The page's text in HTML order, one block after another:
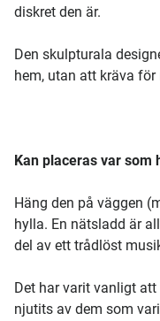
diskret den är.
Den skulpturala
hem, utan att kräva
Kan placeras var som
Häng den på väggen
hylla. En nätsladd är
del av ett trådlöst
Det har varit vanligt
njutits av dem som